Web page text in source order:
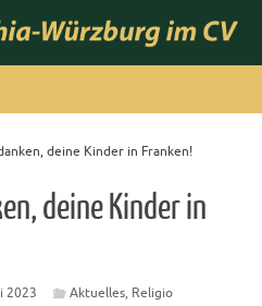
deine Kinder in Franken!
deine Kinder in
2023 Aktuelles, Religio